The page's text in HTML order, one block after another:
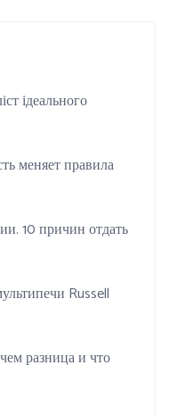
ідеального
меняет правила
10 причин отдать
Russell
разница и что